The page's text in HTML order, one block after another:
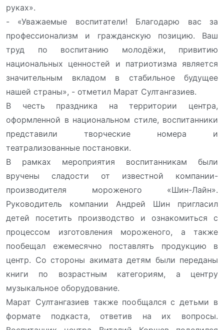
руках».
- «Уважаемые воспитатели! Благодарю вас за
профессионализм и гражданскую позицию. Ваш
труд по воспитанию молодёжи, привитию
национальных ценностей и патриотизма является
значительным вкладом в стабильное будущее
нашей страны», - отметил Марат Султангазиев.
В честь праздника на территории центра,
оформленной в национальном стиле, воспитанники
представили творческие номера и
театрализованные постановки.
В рамках мероприятия воспитанникам были
вручены сладости от известной компании-
производителя мороженого «Шин-Лайн».
Руководитель компании Андрей Шин пригласил
детей посетить производство и ознакомиться с
процессом изготовления мороженого, а также
пообещал ежемесячно поставлять продукцию в
центр. Со стороны акимата детям были переданы
книги по возрастным категориям, а центру
музыкальное оборудование.
Марат Султангазиев также пообщался с детьми в
формате подкаста, ответив на их вопросы.